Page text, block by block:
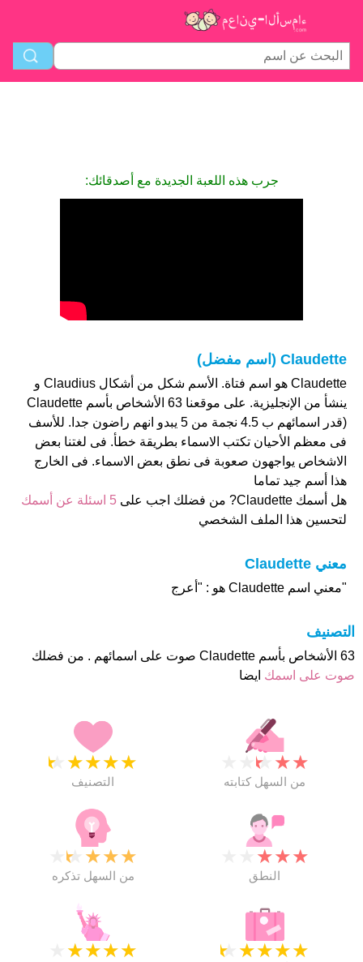
جرب هذه اللعبة الجديدة مع أصدقائك:
Claudette (اسم مفضل)
Claudette هو اسم فتاة. الأسم شكل من أشكال Claudius و
ينشأ من الإنجليزية. على موقعنا 63 الأشخاص بأسم Claudette
(قدر اسمائهم ب 4.5 نجمة من 5 يبدو انهم راضون جدا. للأسف
فى معظم الأحيان تكتب الاسماء بطريقة خطأ. فى لغتنا بعض
الاشخاص يواجهون صعوبة فى نطق بعض الاسماء. فى الخارج
هذا أسم جيد تماما
هل أسمك Claudette? من فضلك اجب على
5 اسئلة عن أسمك
لتحسين هذا الملف الشخصي
معني Claudette
"معني اسم Claudette هو : "أعرج
التصنيف
63 الأشخاص بأسم Claudette صوت على اسمائهم . من فضلك
صوت على اسمك ايضا
★
★
★
★
★
التصنيف
★
★
★
من السهل كتابته
★
★
★
★
من السهل تذكره
★
★
★
النطق
★
★
★
★ ★
★
★
★
★